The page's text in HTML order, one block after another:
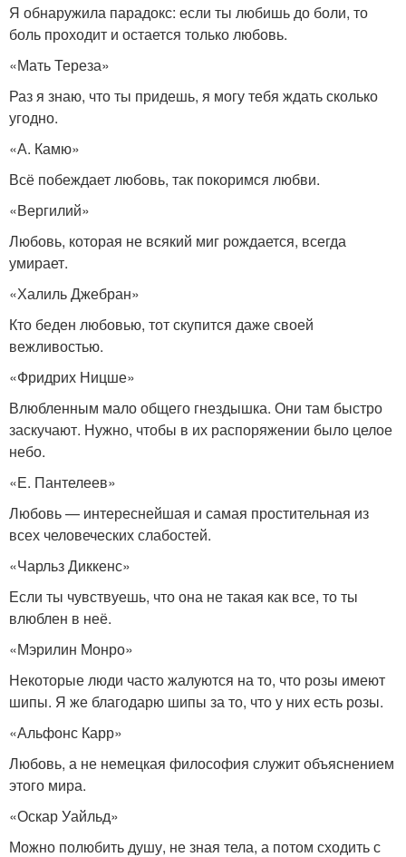
Я обнаружила парадокс: если ты любишь до боли, то
боль проходит и остается только любовь.
«Мать Тереза»
Раз я знаю, что ты придешь, я могу тебя ждать сколько
угодно.
«А. Камю»
Всё побеждает любовь, так покоримся любви.
«Вергилий»
Любовь, которая не всякий миг рождается, всегда
умирает.
«Халиль Джебран»
Кто беден любовью, тот скупится даже своей
вежливостью.
«Фридрих Ницше»
Влюбленным мало общего гнездышка. Они там быстро
заскучают. Нужно, чтобы в их распоряжении было целое
небо.
«Е. Пантелеев»
Любовь — интереснейшая и самая простительная из
всех человеческих слабостей.
«Чарльз Диккенс»
Если ты чувствуешь, что она не такая как все, то ты
влюблен в неё.
«Мэрилин Монро»
Некоторые люди часто жалуются на то, что розы имеют
шипы. Я же благодарю шипы за то, что у них есть розы.
«Альфонс Карр»
Любовь, а не немецкая философия служит объяснением
этого мира.
«Оскар Уайльд»
Можно полюбить душу, не зная тела, а потом сходить с